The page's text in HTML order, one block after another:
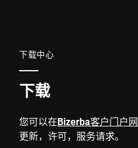
下载中心
下载
您可以在Bizerba客户门户网
更新，许可，服务请求。